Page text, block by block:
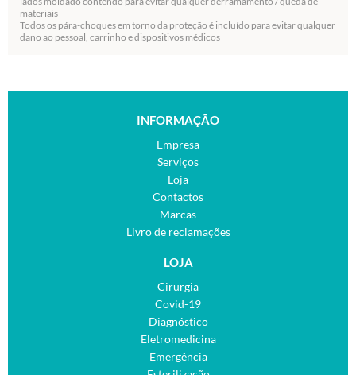
materiais
Todos os pára-choques em torno da proteção é incluído para evitar qualquer
dano ao pessoal, carrinho e dispositivos médicos
INFORMAÇÃO
Empresa
Serviços
Loja
Contactos
Marcas
Livro de reclamações
LOJA
Cirurgia
Covid-19
Diagnóstico
Eletromedicina
Emergência